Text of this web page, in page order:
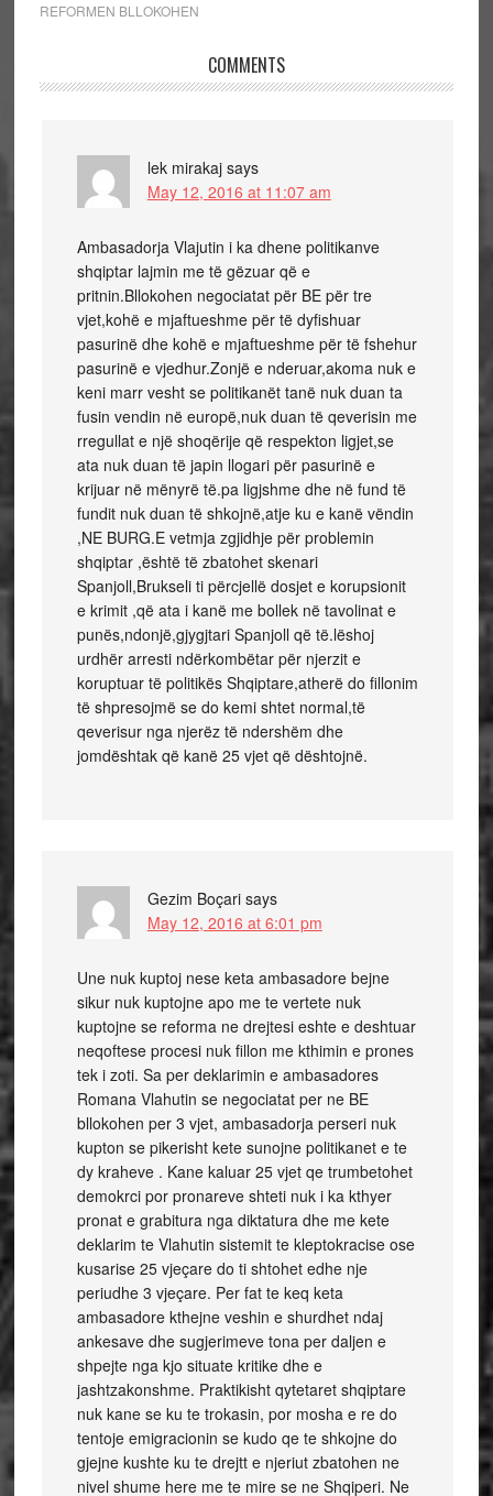
REFORMEN BLLOKOHEN
COMMENTS
lek mirakaj says
May 12, 2016 at 11:07 am
Ambasadorja Vlajutin i ka dhene politikanve
shqiptar lajmin me të gëzuar që e
pritnin.Bllokohen negociatat për BE për tre
vjet,kohë e mjaftueshme për të dyfishuar
pasurinë dhe kohë e mjaftueshme për të fshehur
pasurinë e vjedhur.Zonjë e nderuar,akoma nuk e
keni marr vesht se politikanët tanë nuk duan ta
fusin vendin në europë,nuk duan të qeverisin me
rregullat e një shoqërije që respekton ligjet,se
ata nuk duan të japin llogari për pasurinë e
krijuar në mënyrë të.pa ligjshme dhe në fund të
fundit nuk duan të shkojnë,atje ku e kanë vëndin
,NE BURG.E vetmja zgjidhje për problemin
shqiptar ,është të zbatohet skenari
Spanjoll,Brukseli ti përcjellë dosjet e korupsionit
e krimit ,që ata i kanë me bollek në tavolinat e
punës,ndonjë,gjygjtari Spanjoll që të.lëshoj
urdhër arresti ndërkombëtar për njerzit e
koruptuar të politikës Shqiptare,atherë do fillonim
të shpresojmë se do kemi shtet normal,të
qeverisur nga njerëz të ndershëm dhe
jomdështak që kanë 25 vjet që dështojnë.
Gezim Boçari says
May 12, 2016 at 6:01 pm
Une nuk kuptoj nese keta ambasadore bejne
sikur nuk kuptojne apo me te vertete nuk
kuptojne se reforma ne drejtesi eshte e deshtuar
neqoftese procesi nuk fillon me kthimin e prones
tek i zoti. Sa per deklarimin e ambasadores
Romana Vlahutin se negociatat per ne BE
bllokohen per 3 vjet, ambasadorja perseri nuk
kupton se pikerisht kete sunojne politikanet e te
dy kraheve . Kane kaluar 25 vjet qe trumbetohet
demokrci por pronareve shteti nuk i ka kthyer
pronat e grabitura nga diktatura dhe me kete
deklarim te Vlahutin sistemit te kleptokracise ose
kusarise 25 vjeçare do ti shtohet edhe nje
periudhe 3 vjeçare. Per fat te keq keta
ambasadore kthejne veshin e shurdhet ndaj
ankesave dhe sugjerimeve tona per daljen e
shpejte nga kjo situate kritike dhe e
jashtzakonshme. Praktikisht qytetaret shqiptare
nuk kane se ku te trokasin, por mosha e re do
tentoje emigracionin se kudo qe te shkojne do
gjejne kushte ku te drejtt e njeriut zbatohen ne
nivel shume here me te mire se ne Shqiperi. Ne